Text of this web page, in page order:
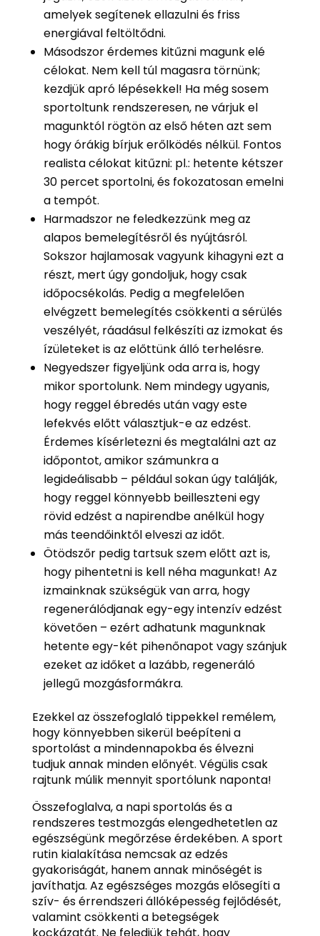
amelyek segítenek ellazulni és friss
energiával feltöltődni.
Másodszor érdemes kitűzni magunk elé
célokat. Nem kell túl magasra törnünk;
kezdjük apró lépésekkel! Ha még sosem
sportoltunk rendszeresen, ne várjuk el
magunktól rögtön az első héten azt sem
hogy órákig bírjuk erőlködés nélkül. Fontos
realista célokat kitűzni: pl.: hetente kétszer
30 percet sportolni, és fokozatosan emelni
a tempót.
Harmadszor ne feledkezzünk meg az
alapos bemelegítésről és nyújtásról.
Sokszor hajlamosak vagyunk kihagyni ezt a
részt, mert úgy gondoljuk, hogy csak
időpocsékolás. Pedig a megfelelően
elvégzett bemelegítés csökkenti a sérülés
veszélyét, ráadásul felkészíti az izmokat és
ízületeket is az előttünk álló terhelésre.
Negyedszer figyeljünk oda arra is, hogy
mikor sportolunk. Nem mindegy ugyanis,
hogy reggel ébredés után vagy este
lefekvés előtt választjuk-e az edzést.
Érdemes kísérletezni és megtalálni azt az
időpontot, amikor számunkra a
legideálisabb – például sokan úgy találják,
hogy reggel könnyebb beilleszteni egy
rövid edzést a napirendbe anélkül hogy
más teendőinktől elveszi az időt.
Ötödszőr pedig tartsuk szem előtt azt is,
hogy pihentetni is kell néha magunkat! Az
izmainknak szükségük van arra, hogy
regenerálódjanak egy-egy intenzív edzést
követően – ezért adhatunk magunknak
hetente egy-két pihenőnapot vagy szánjuk
ezeket az időket a lazább, regeneráló
jellegű mozgásformákra.
Ezekkel az összefoglaló tippekkel remélem,
hogy könnyebben sikerül beépíteni a
sportolást a mindennapokba és élvezni
tudjuk annak minden előnyét. Végülis csak
rajtunk múlik mennyit sportólunk naponta!
Összefoglalva, a napi sportolás és a
rendszeres testmozgás elengedhetetlen az
egészségünk megőrzése érdekében. A sport
rutin kialakítása nemcsak az edzés
gyakoriságát, hanem annak minőségét is
javíthatja. Az egészséges mozgás elősegíti a
szív- és érrendszeri állóképesség fejlődését,
valamint csökkenti a betegségek